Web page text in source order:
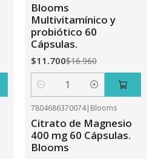
Blooms
Multivitamínico y
probiótico 60
Cápsulas.
$11.700$16.960
Cantidad
7804686370074| Blooms
Citrato de Magnesio
400 mg 60 Cápsulas.
Blooms